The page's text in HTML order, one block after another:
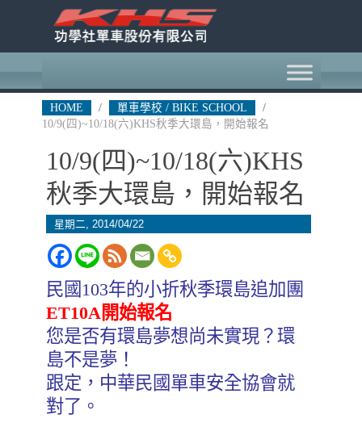
HOME / 單車學校 / BIKE SCHOOL
/
10/9(四)~10/18(六)KHS秋季大環島，開始報名
10/9(四)~10/18(六)KHS
秋季大環島，開始報名
星期二, 2014/04/22
民國103年的小折秋季環島追加團
ET10A開始報名
您是否有環島夢想尚未實現？環
島不是夢！
跟定，中華民國單車安全協會就
對了。